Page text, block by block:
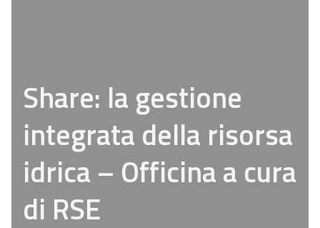
Share: la gestione
integrata della risorsa
idrica – Officina a cura
di RSE